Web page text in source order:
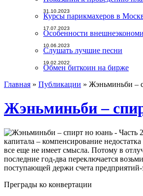
31.10.2023
Курсы парикмахеров в
17.07.2023
Особенности
10.06.2023
Слушать лучшие песни
19.02.2022
Обмен биткоин на бирже
Главная » Публикации » Жэньминьби –
Жэньминьби –
капитала – компенсирование
все еще не имеет смысла. Потому в
последние год-два переключается
поступающей держи счета
Преграды ко конвертации